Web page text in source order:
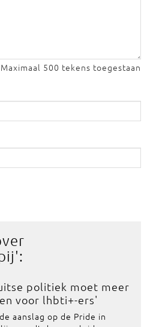
Maximaal 500 tekens toegestaan
':
politiek moet meer
voor lhbti+-ers'
aanslag op de Pride in